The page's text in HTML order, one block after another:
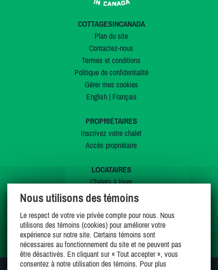
COTTAGESINCANADA
Plan du site
Contactez-nous
Termes et conditions
Politique de confidentialité
Gérer mes cookies
English| Français
PROPRIÉTAIRES
Inscrivez votre chalet
Accès propriétaire
LOCATAIRES
Chalets à louer
Chalets à vendre
Offres spéciales
Mes favoris
Nous utilisons des témoins
Le respect de votre vie privée compte pour nous. Nous
utilisons des témoins (cookies) pour améliorer votre
expérience sur notre site. Certains témoins sont
nécessaires au fonctionnement du site et ne peuvent pas
être désactivés. En cliquant sur « Tout accepter », vous
consentez à notre utilisation des témoins. Pour plus